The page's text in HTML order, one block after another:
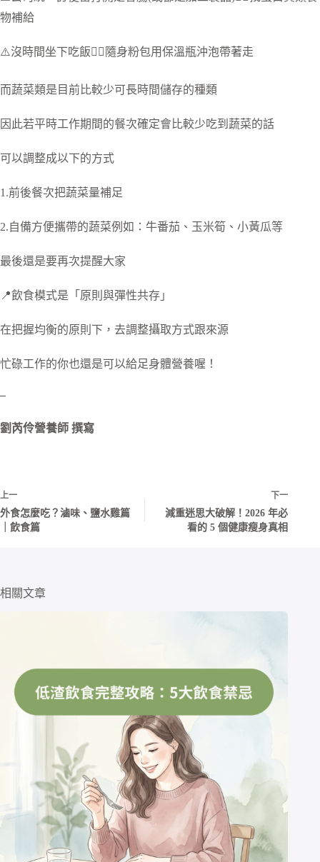
物補給
⚠️沒時間坐下吃飯👉🏻隨身粉包用保溫瓶沖泡帶著走
而蔬菜類是目前比較少可長時間儲存的種類
因此若平時工作期間的餐次確定會比較少吃到蔬菜的話
可以調整成以下的方式
1.前後餐次把蔬菜量補足
2.自備方便攜帶的蔬菜例如：牛番茄、玉米筍、小黃瓜等
最後還是要再次提醒大家
📍飲食模式是「原則與彈性共存」
在把握均衡的原則下，去調整攝取方式跟來源
忙碌工作的你也還是可以給足身體營養喔！
–
劉芮伶營養師 撰寫
上一
外食怎麼吃？滷味、鹽水雞篇
｜飲食篇
下一
減重迷思大破解！2026 年必
看的 5 個健康瘦身真相
相關文章